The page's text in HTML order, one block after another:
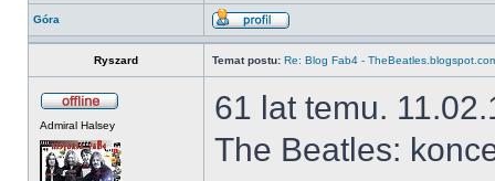
Góra
Ryszard Temat postu: Re: Blog Fab4 -
Admiral Halsey
61 lat temu.
The Beatles: